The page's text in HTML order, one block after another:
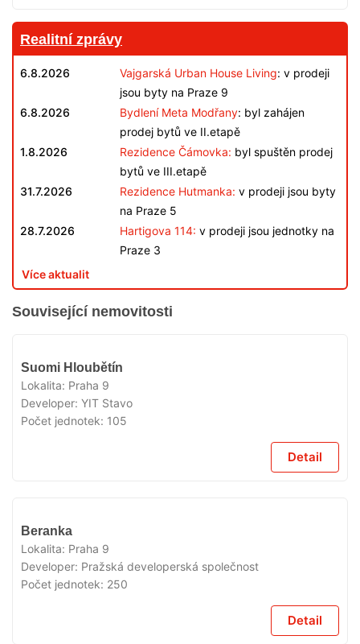
Realitní zprávy
6.8.2026 Vajgarská Urban House Living: v prodeji
jsou byty na Praze 9
6.8.2026
Bydlení Meta Modřany: byl zahájen
prodej bytů ve II.etapě
1.8.2026
Rezidence Čámovka: byl spuštěn prodej
bytů ve III.etapě
31.7.2026
Rezidence Hutmanka: v prodeji jsou byty
na Praze 5
28.7.2026
Hartigova 114: v prodeji jsou jednotky na
Praze 3
Více aktualit
Související nemovitosti
Suomi Hloubětín
Lokalita: Praha 9
Developer: YIT Stavo
Počet jednotek: 105
Detail
Beranka
Lokalita: Praha 9
Developer: Pražská developerská společnost
Počet jednotek: 250
Detail